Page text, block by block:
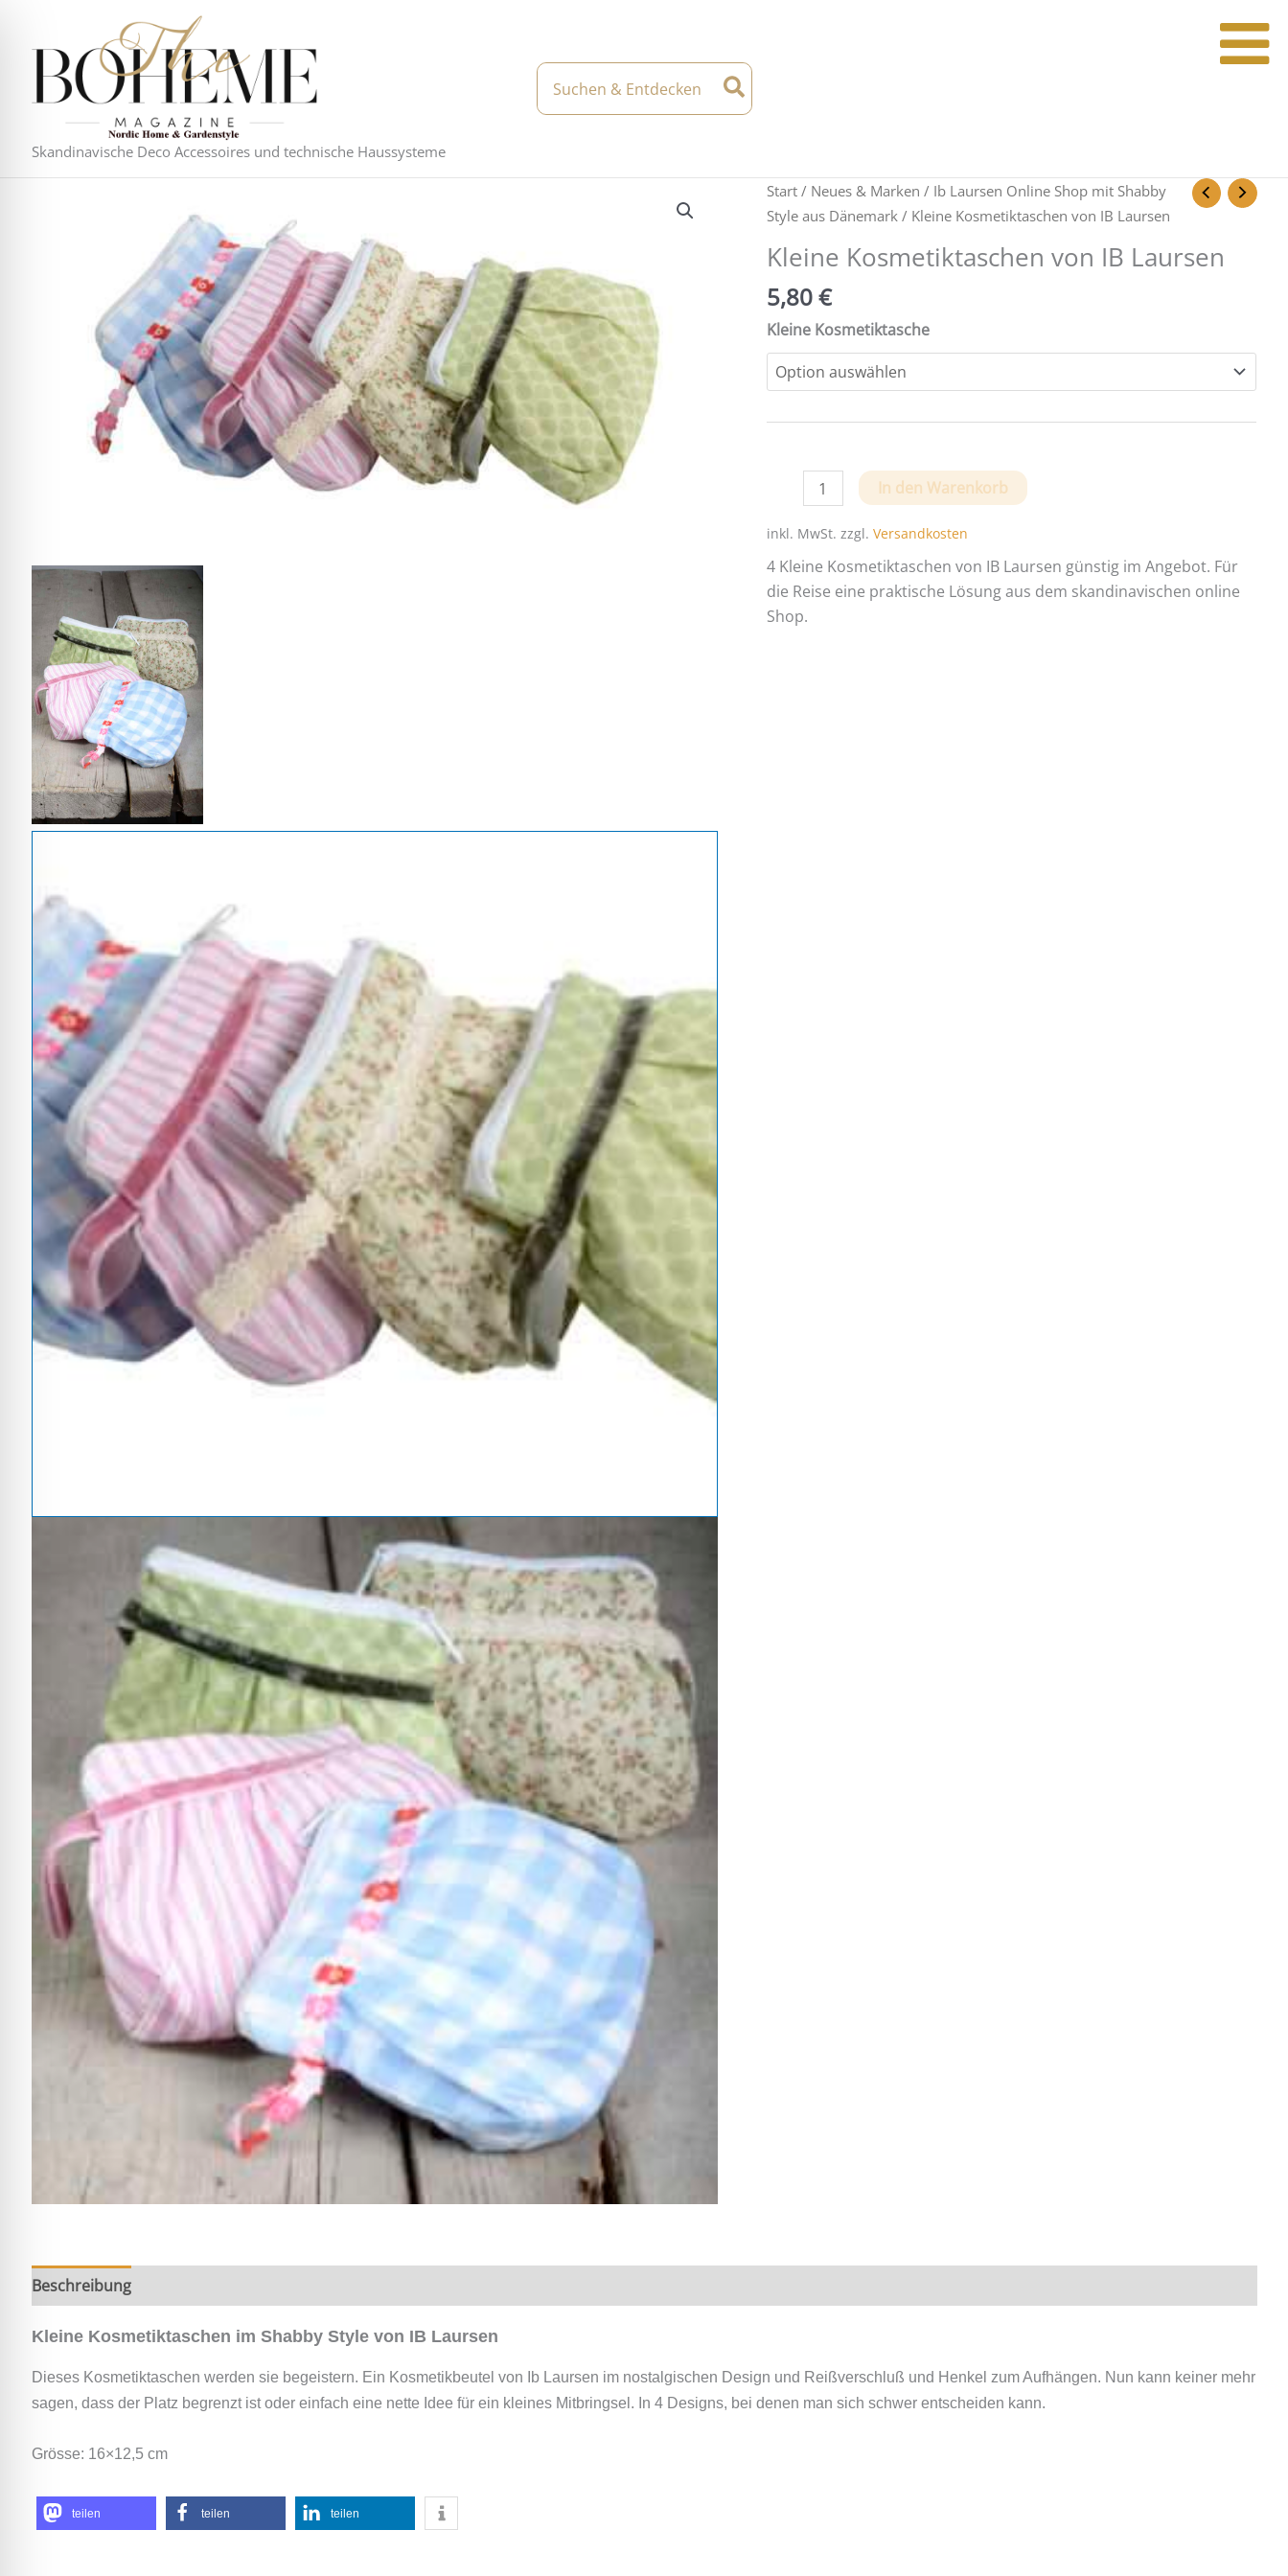
springen
Skandinavische Deco Accessoires und technische Haussysteme
Search
for:
Start/ Neues & Marken / Ib Laursen Online Shop mit Shabby
Style aus Dänemark/ Kleine Kosmetiktaschen von IB Laursen
Kleine Kosmetiktaschen von IB Laursen
5,80€
Kleine Kosmetiktasche
Kosmetiktaschen
von
IB
Laursen
Menge
In den Warenkorb
inkl. MwSt. zzgl. Versandkosten
4 Kleine Kosmetiktaschen von IB Laursen günstig im Angebot. Für
die Reise eine praktische Lösung aus dem skandinavischen online
Shop.
Beschreibung
Kleine Kosmetiktaschen im Shabby Style von IB Laursen
Dieses Kosmetiktaschen werden sie begeistern. Ein Kosmetikbeutel von Ib Laursen im nostalgischen Design und Reißverschluß und Henkel zum Aufhängen. Nun kann keiner mehr
sagen, dass der Platz begrenzt ist oder einfach eine nette Idee für ein kleines Mitbringsel. In 4 Designs, bei denen man sich schwer entscheiden kann.
Grösse: 16×12,5 cm
teilen teilen teilen